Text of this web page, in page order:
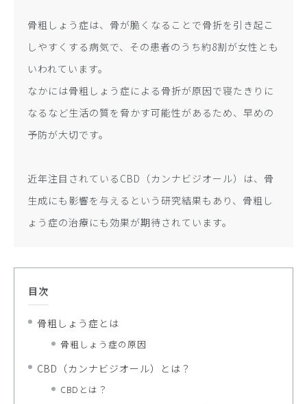
骨粗しょう症は、骨が脆くなることで骨折を引き起こ
しやすくする病気で、その患者のうち約8割が女性とも
いわれています。
なかには骨粗しょう症による骨折が原因で寝たきりに
なるなど生活の質を脅かす可能性があるため、早めの
予防が大切です。
近年注目されているCBD（カンナビジオール）は、骨
生成にも影響を与えるという研究結果もあり、骨粗し
ょう症の治療にも効果が期待されています。
目次
骨粗しょう症とは
骨粗しょう症の原因
CBD（カンナビジオール）とは？
CBDとは？